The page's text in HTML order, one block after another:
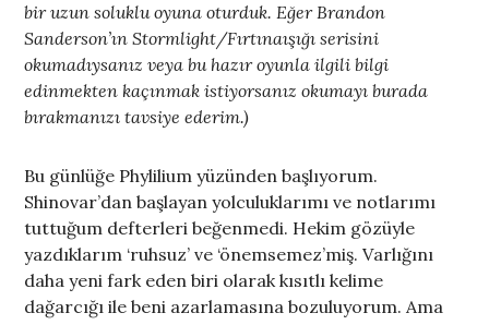
bir uzun soluklu oyuna oturduk. Eğer Brandon
Sanderson’ın Stormlight/Fırtınaışığı serisini
okumadıysanız veya bu hazır oyunla ilgili bilgi
edinmekten kaçınmak istiyorsanız okumayı burada
bırakmanızı tavsiye ederim.)
Bu günlüğe Phylilium yüzünden başlıyorum.
Shinovar’dan başlayan yolculuklarımı ve notlarımı
tuttuğum defterleri beğenmedi. Hekim gözüyle
yazdıklarım ‘ruhsuz’ ve ‘önemsemez’miş. Varlığını
daha yeni fark eden biri olarak kısıtlı kelime
dağarcığı ile beni azarlamasına bozuluyorum. Ama